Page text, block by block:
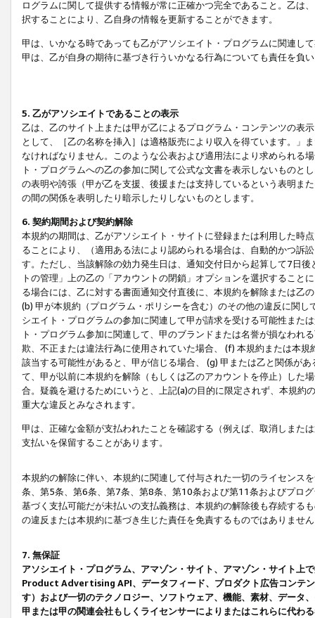
ログラムに関して提供する情報が常に正確かつ完全であること。乙は
択することにより、乙自身の情報を更新することができます。
甲は、いかなる時であっても乙がアソシエイト・プログラムに関連し
甲は、乙が自身の期待に基づき行ういかなる行為についても責任を負
5. 乙がアソシエイトであることの表示
乙は、乙のサイト上または甲が乙によるプログラム・コンテンツの表
として、［乙の名称を挿入］は適格販売により収入を得ています。」
なければなりません。このような公表および適用法により求められる
ト・プログラムへの乙の参加に関して公式な文書を表示しないもの
の表明や誇張（甲が乙を支援、後援または支持しているという表明ま
の間の関係を表明したり暗示したりしないものとします。
6. 契約期間および契約解除
本規約の期間は、乙がアソシエイト・サイトに登録または利用した時
ることにより、（適用ある法により認められる場合は、自動的かつ訴
す。ただし、当該解除の効力発生日は、通知交付日から起算して7日
トの管理」上の乙の「アカウントの閉鎖」オプションを選択するこ
る場合には、乙に対する書面通知交付直後に、本規約を解除または乙
(b) 甲が本規約（プログラム・ポリシーを含む）のその他の違反に関
シエイト・プログラムの参加に関連して甲が請求を受ける可能性また
ト・プログラム参加に関連して、甲のブランドまたは名誉が損なわれ
欺、不正または違法行為に使用されていた場合、 (f) 本規約または本
該当する可能性があると、甲が信じる場合、 (g) 甲または乙と関係が
て、甲が以前に本規約を解除（もしくは乙のアカウントを停止）した
合。疑義を避けるためにいうと、上記(a)の目的に限定されず、本規
重大な違反とみなされます。
甲は、正確な金額が支払われたことを確認する（例えば、取消しまた
支払いを保留することがあります。
本規約の解除に伴い、本規約に関連して付与された一切のライセンス
条、第5条、第6条、第7条、第8条、第10条および第11条およびプロ
基づく支払可能だが未払いの支払義務は、本規約の解除後も存続する
の違反または本規約に基づき生じた責任を免責するものではありませ
7. 無保証
アソシエイト・プログラム、アマゾン・サイト、アマゾン・サイト上
Product Advertising API、データフィード、プロダクト広告コンテ
す）および一切のテクノロジー、ソフトウェア、機能、素材、データ
甲または甲の関連会社もしくライセンサーによりまたはこれらに代わ